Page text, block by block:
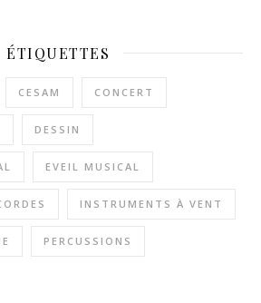
ÉTIQUETTES
CESAM CONCERT
DESSIN
EVEIL MUSICAL
INSTRUMENTS À VENT
PERCUSSIONS